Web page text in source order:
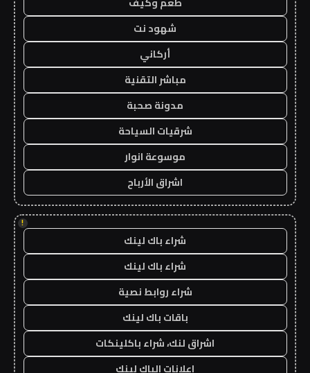
شهود نت
أركاني
مباشر التقنية
مدونة صحبة
شرقيات السياحة
موسوعة انوار
اشراق الأرباح
!
شراء باك لينك
شراء باك لينك
شراء روابط نصية
باقات باك لينك
اشراق لنك، شراء باكلينكات
اعلانات الباك لينك